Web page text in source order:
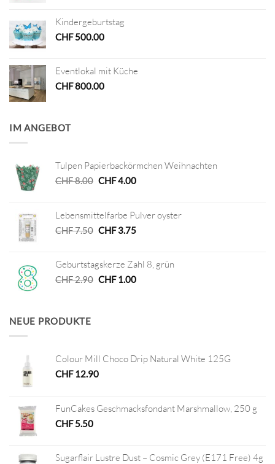
Kindergeburtstag
CHF500.00
Eventlokal mit Küche
CHF800.00
IM ANGEBOT
Tulpen Papierbackörmchen Weihnachten
CHF8.00 Ursprünglicher
CHF 8.00
CHF4.00Aktueller
CHF 4.00.
Lebensmittelfarbe Pulver oyster
CHF7.50 Ursprünglicher
CHF 7.50
CHF3.75Aktueller
CHF 3.75.
Geburtstagskerze Zahl 8, grün
CHF2.90 Ursprünglicher
CHF1.00Aktueller
NEUE PRODUKTE
Colour Mill Choco Drip Natural White 125G
CHF12.90
FunCakes Geschmacksfondant Marshmallow, 250 g
CHF5.50
Sugarflair Lustre Dust – Cosmic Grey (E171 Free) 4g